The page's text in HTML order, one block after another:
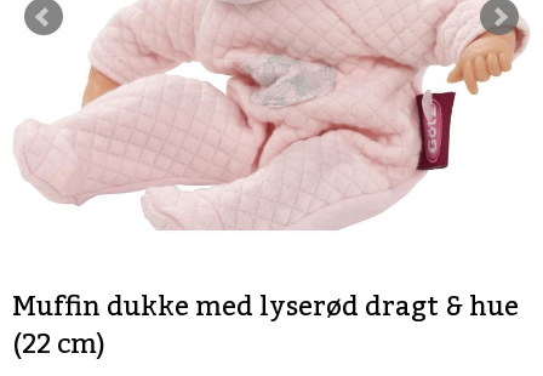
Muffin dukke med lyserød dragt & hue
(22 cm)